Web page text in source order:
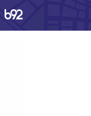
Jagodina